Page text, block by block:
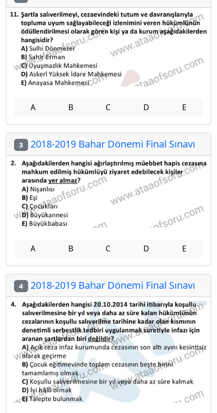
A B C D E
3 2018-2019 Bahar Dönemi Final Sınavı
A B C D E
4 2018-2019 Bahar Dönemi Final Sınavı